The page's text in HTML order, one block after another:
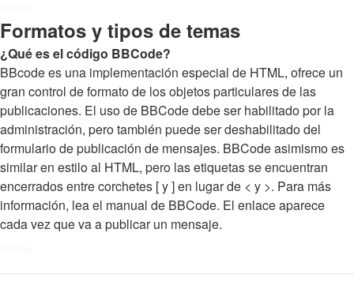
Formatos y tipos de temas
¿Qué es el código BBCode?
BBcode es una implementación especial de HTML, ofrece un
gran control de formato de los objetos particulares de las
publicaciones. El uso de BBCode debe ser habilitado por la
administración, pero también puede ser deshabilitado del
formulario de publicación de mensajes. BBCode asimismo es
similar en estilo al HTML, pero las etiquetas se encuentran
encerrados entre corchetes [ y ] en lugar de < y >. Para más
información, lea el manual de BBCode. El enlace aparece
cada vez que va a publicar un mensaje.